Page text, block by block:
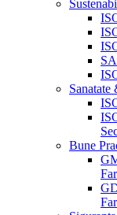
Sanatate
Bune